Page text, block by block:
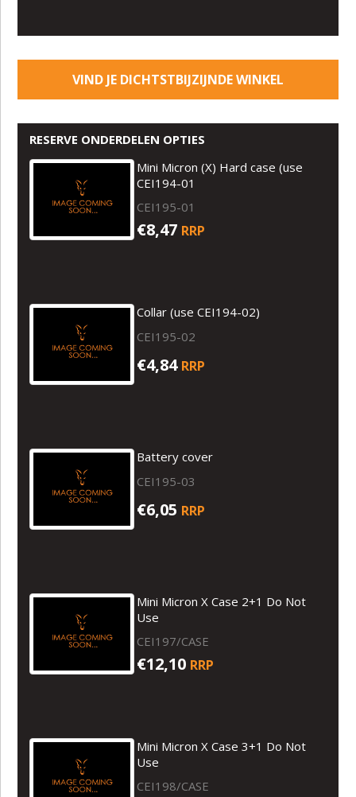
VIND JE DICHTSTBIJZIJNDE WINKEL
RESERVE ONDERDELEN OPTIES
Mini Micron (X) Hard case (use
CEI194-01
CEI195-01
€8,47 RRP
Collar (use CEI194-02)
CEI195-02
€4,84 RRP
Battery cover
CEI195-03
€6,05 RRP
Mini Micron X Case 2+1 Do Not
Use
CEI197/CASE
€12,10 RRP
Mini Micron X Case 3+1 Do Not
Use
CEI198/CASE